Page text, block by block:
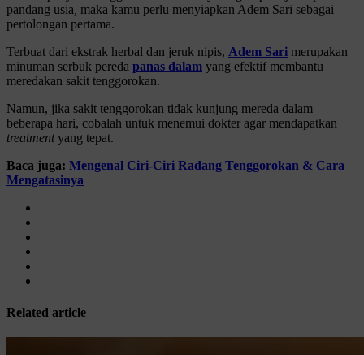
pandang usia maka kamu perlu menyiapkan Adem Sari sebagai
pertolongan pertama.
Terbuat dari ekstrak herbal dan jeruk nipis, Adem Sari merupakan
minuman serbuk pereda panas dalam yang efektif membantu
meredakan sakit tenggorokan.
Namun, jika sakit tenggorokan tidak kunjung mereda dalam
beberapa hari, cobalah untuk menemui dokter agar mendapatkan
treatmentyang tepat.
Baca juga: Mengenal Ciri-Ciri Radang Tenggorokan & Cara
Mengatasinya
Related article